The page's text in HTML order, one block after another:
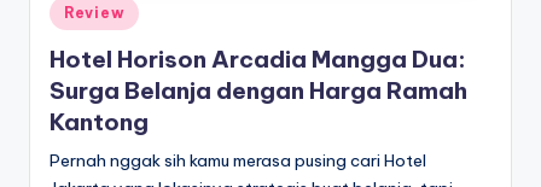
Posted
in
Review
Hotel Horison Arcadia Mangga Dua:
Surga Belanja dengan Harga Ramah
Kantong
Pernah nggak sih kamu merasa pusing cari Hotel